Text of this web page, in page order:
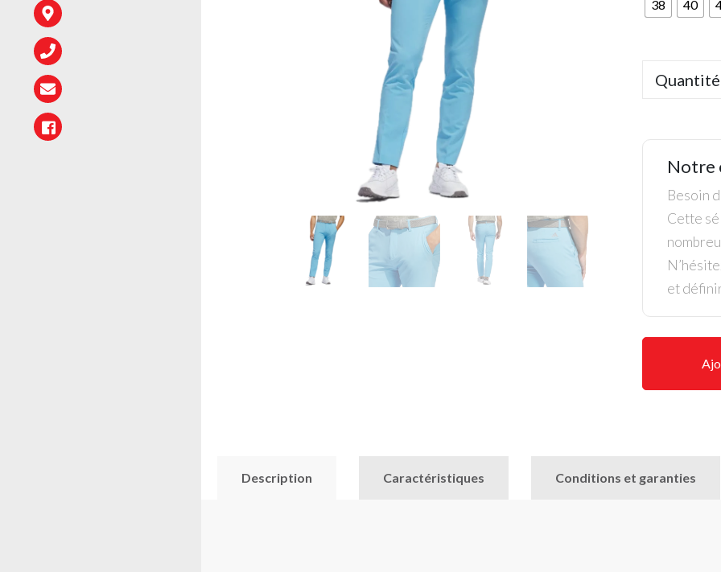
38
40
Quantité
Notre
Besoin
Cette
et
Description Caractéristiques Conditions et garanties